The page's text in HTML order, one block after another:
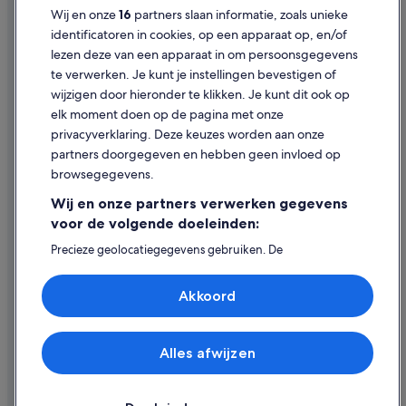
Golf in Zuid-Holland
Avonturen in Zuid-Holland
Boetiek in Zuid-Holland
Spa in Zuid-Holland
Independent-Hotels in Den Haag
Yotel-Hotels in Den Haag
Hyatt Hotels in Den Haag
A&O Hostels-hotels in Den Haag
Citizenm Hotels in Den Haag
Hilton Hotels in Den Haag
Gebruiksvoorwaarden
Juridische informatie/Contact
Inhoudsrichtlijnen en inhoud rapporteren
Hulp
Contact
Restitutieproces en tijdsbestek
Boek een vlucht met airlinetegoed
Internationale reisdocumenten
© 2026 Expedia, Inc. - een bedrijf van Expedia Group. Alle rechten
voorbehouden. Expedia en het Expedia-logo zijn handelsmerken of
Wij en onze16 partners slaan informatie, zoals unieke
identificatoren in cookies, op een apparaat op, en/of
lezen deze van een apparaat in om persoonsgegevens
te verwerken. Je kunt je instellingen bevestigen of
wijzigen door hieronder te klikken. Je kunt dit ook op
elk moment doen op de pagina met onze
privacyverklaring. Deze keuzes worden aan onze
partners doorgegeven en hebben geen invloed op
browsegegevens.
Wij en onze partners verwerken gegevens
voor de volgende doeleinden:
Precieze geolocatiegegevens gebruiken. De
Informatie op een apparaat opslaan en/of openen.
Gepersonaliseerde advertenties en content, advertentie-
en contentmetingen, doelgroepenonderzoek en
Partnerlijst (derden)Alles afwijzen
Akkoord